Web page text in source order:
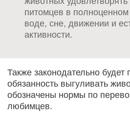
питомцев в полноценном
воде, сне, движении и
активности.
Также законодательно будет
обязанность выгуливать
обозначены нормы по
любимцев.